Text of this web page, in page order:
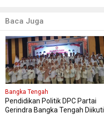
Baca Juga
Bangka Tengah
Pendidikan Politik DPC Partai
Gerindra Bangka Tengah Diikuti